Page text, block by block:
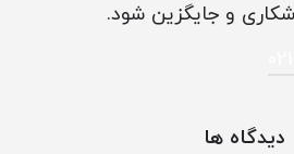
و جایگزین شود.
دیدگاه ها